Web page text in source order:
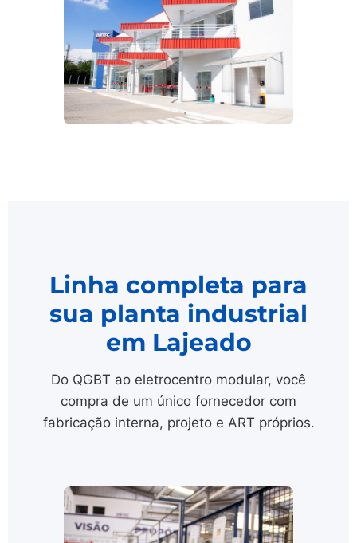
Linha completa para
sua planta industrial
em Lajeado
Do QGBT ao eletrocentro modular, você
compra de um único fornecedor com
fabricação interna, projeto e ART próprios.